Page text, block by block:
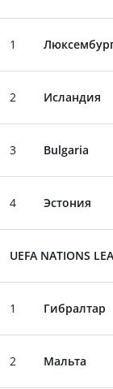
1
2 Исландия
3 Bulgaria
4 Эстония
UEFA NATIONS
1 Гибралтар
2 Мальта